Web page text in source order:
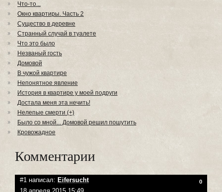
Что-то...
Окно квартиры. Часть 2
Существо в деревне
Странный случай в туалете
Что это было
Незваный гость
Домовой
В чужой квартире
Непонятное явление
История в квартире у моей подруги
Достала меня эта нечить!
Нелепые смерти (+)
Было со мной... Домовой решил пошутить
Кровожадное
Комментарии
#1 написал: Eifersucht 0